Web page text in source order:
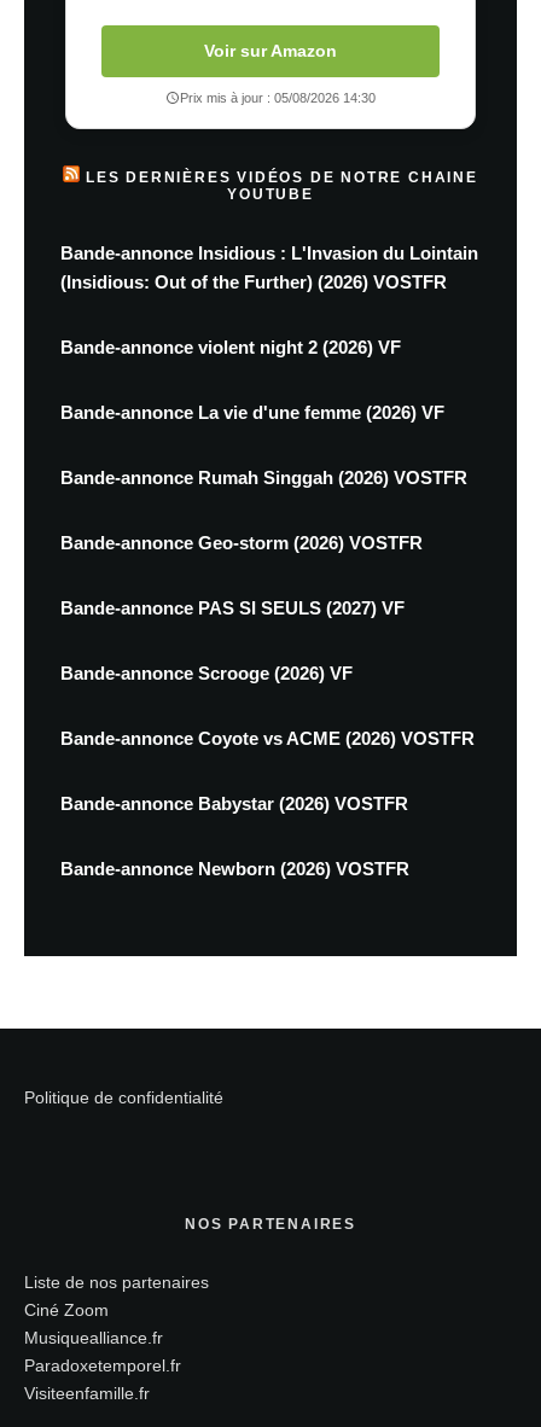
Voir sur Amazon
Prix mis à jour : 05/08/2026 14:30
LES DERNIÈRES VIDÉOS DE NOTRE CHAINE
YOUTUBE
Bande-annonce Insidious : L'Invasion du Lointain
(Insidious: Out of the Further) (2026) VOSTFR
Bande-annonce violent night 2 (2026) VF
Bande-annonce La vie d'une femme (2026) VF
Bande-annonce Rumah Singgah (2026) VOSTFR
Bande-annonce Geo-storm (2026) VOSTFR
Bande-annonce PAS SI SEULS (2027) VF
Bande-annonce Scrooge (2026) VF
Bande-annonce Coyote vs ACME (2026) VOSTFR
Bande-annonce Babystar (2026) VOSTFR
Bande-annonce Newborn (2026) VOSTFR
Politique de confidentialité
NOS PARTENAIRES
Liste de nos partenaires
Ciné Zoom
Musiquealliance.fr
Paradoxetemporel.fr
Visiteenfamille.fr